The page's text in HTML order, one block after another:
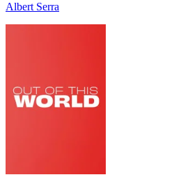
Albert Serra